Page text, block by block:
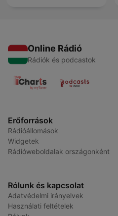
Online Rádió
Rádiók és podcastok
Erőforrások
Rádióállomások
Widgetek
Rádióweboldalak országonként
Rólunk és kapcsolat
Adatvédelmi irányelvek
Használati feltételek